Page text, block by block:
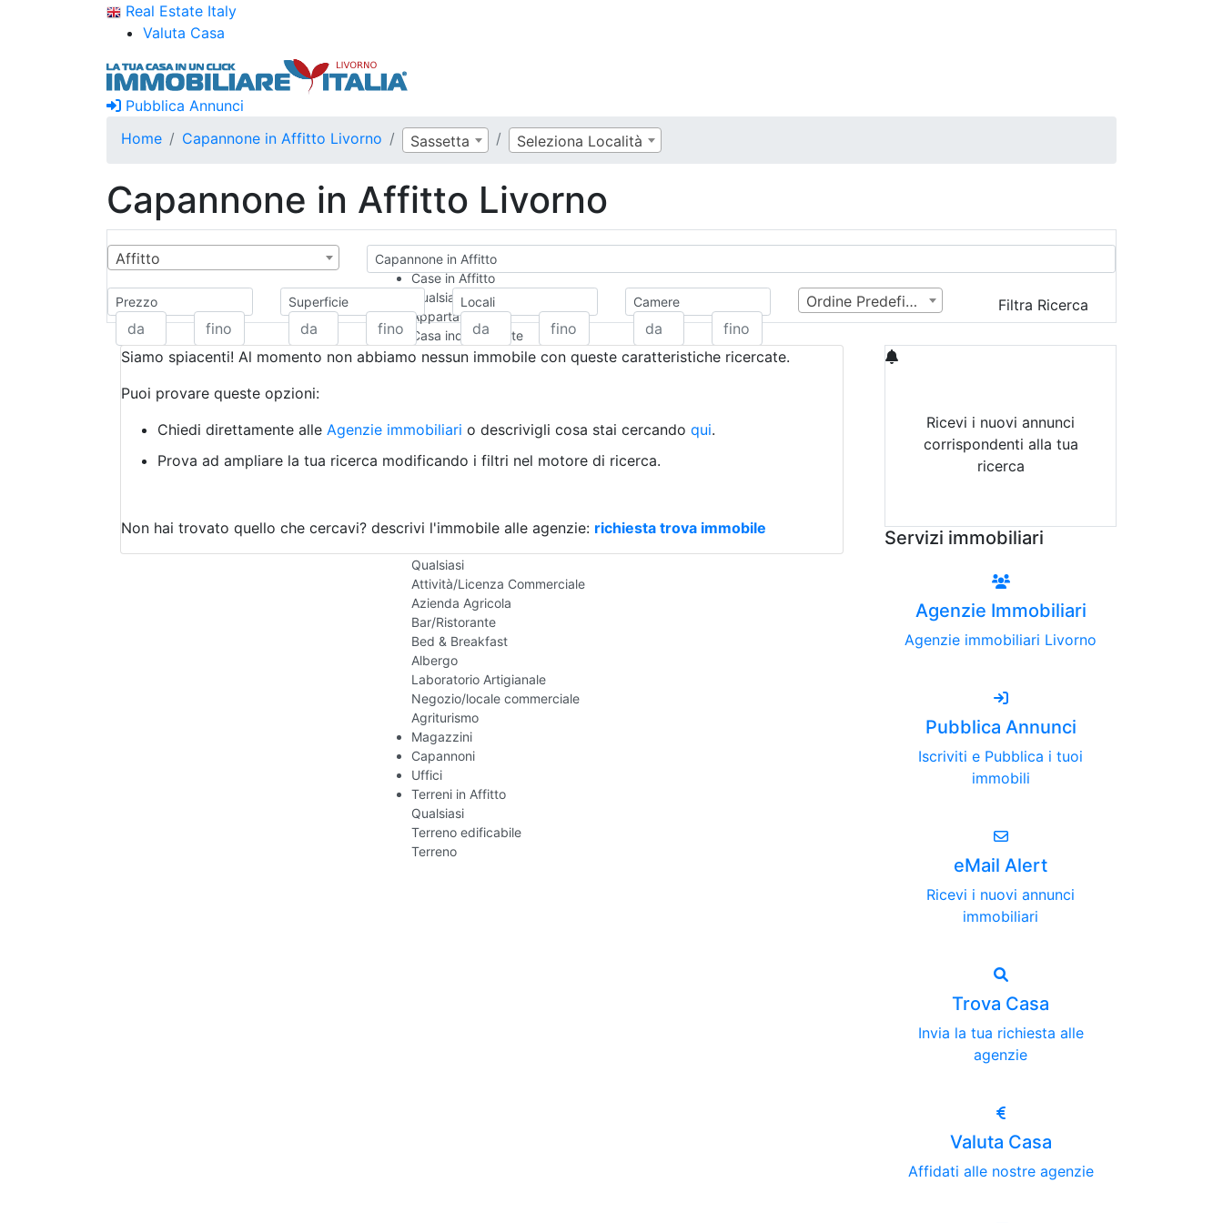
Real Estate Italy
Valuta Casa
Pubblica Annunci
Home
Capannone in Affitto Livorno Sassetta Seleziona Località
Capannone in Affitto Livorno
Affitto
Capannone in Affitto
Case in Affitto
Qualsiasi
Appartamento
Casa indipendente
Casa Semi-indipendente
Rustico/Casale
Camera d'Albergo
Box/Garage
Qualsiasi
Attività/Licenza Commerciale
Azienda Agricola
Bar/Ristorante
Bed & Breakfast
Albergo
Laboratorio Artigianale
Negozio/locale commerciale
Agriturismo
Magazzini
Capannoni
Uffici
Terreni in Affitto
Qualsiasi
Terreno edificabile
Terreno
Prezzo Superficie Locali Camere Ordine Predefinito Filtra Ricerca
Siamo spiacenti! Al momento non abbiamo nessun immobile con queste caratteristiche ricercate.
Puoi provare queste opzioni:
Chiedi direttamente alle Agenzie immobiliari o descrivigli cosa stai cercando qui.
Prova ad ampliare la tua ricerca modificando i filtri nel motore di ricerca.
Non hai trovato quello che cercavi? descrivi l'immobile alle agenzie: richiesta trova immobile
Ricevi i nuovi annunci
corrispondenti alla tua
ricerca
Servizi immobiliari
Agenzie Immobiliari
Agenzie immobiliari Livorno
Pubblica Annunci
Iscriviti e Pubblica i tuoi
immobili
eMail Alert
Ricevi i nuovi annunci
immobiliari
Trova Casa
Invia la tua richiesta alle
agenzie
Valuta Casa
Affidati alle nostre agenzie